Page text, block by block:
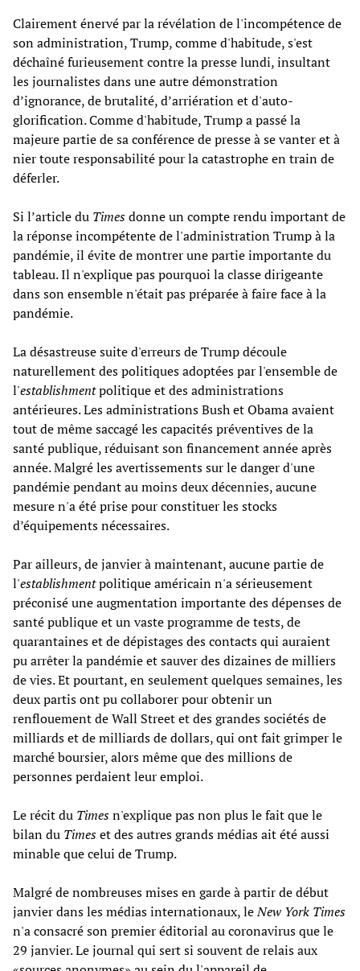
Clairement énervé par la révélation de l'incompétence de
son administration, Trump, comme d'habitude, s'est
déchaîné furieusement contre la presse lundi, insultant
les journalistes dans une autre démonstration
d’ignorance, de brutalité, d’arriération et d'auto-
glorification. Comme d'habitude, Trump a passé la
majeure partie de sa conférence de presse à se vanter et à
nier toute responsabilité pour la catastrophe en train de
déferler.
Si l’article du Timesdonne un compte rendu important de
la réponse incompétente de l'administration Trump à la
pandémie, il évite de montrer une partie importante du
tableau. Il n'explique pas pourquoi la classe dirigeante
dans son ensemble n'était pas préparée à faire face à la
pandémie.
La désastreuse suite d'erreurs de Trump découle
naturellement des politiques adoptées par l'ensemble de
l'establishmentpolitique et des administrations
antérieures. Les administrations Bush et Obama avaient
tout de même saccagé les capacités préventives de la
santé publique, réduisant son financement année après
année. Malgré les avertissements sur le danger d'une
pandémie pendant au moins deux décennies, aucune
mesure n'a été prise pour constituer les stocks
d’équipements nécessaires.
Par ailleurs, de janvier à maintenant, aucune partie de
l'establishmentpolitique américain n'a sérieusement
préconisé une augmentation importante des dépenses de
santé publique et un vaste programme de tests, de
quarantaines et de dépistages des contacts qui auraient
pu arrêter la pandémie et sauver des dizaines de milliers
de vies. Et pourtant, en seulement quelques semaines, les
deux partis ont pu collaborer pour obtenir un
renflouement de Wall Street et des grandes sociétés de
milliards et de milliards de dollars, qui ont fait grimper le
marché boursier, alors même que des millions de
personnes perdaient leur emploi.
Le récit du Timesn'explique pas non plus le fait que le
bilan du Timeset des autres grands médias ait été aussi
minable que celui de Trump.
Malgré de nombreuses mises en garde à partir de début
janvier dans les médias internationaux, leNew York Times
n'a consacré son premier éditorial au coronavirus que le
29 janvier. Le journal qui sert si souvent de relais aux